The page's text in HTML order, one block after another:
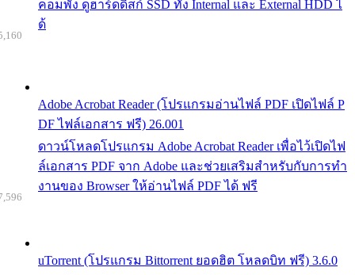
คอมพัง ดูฮาร์ดดิสก์ SSD ทั้ง Internal และ External HDD ไ
ด้
Adobe Acrobat Reader (โปรแกรมอ่านไฟล์ PDF เปิดไฟล์ P
DF ไฟล์เอกสาร ฟรี) 26.001
ดาวน์โหลดโปรแกรม Adobe Acrobat Reader เพื่อไว้เปิดไฟ
ล์เอกสาร PDF จาก Adobe และช่วยเสริมสำหรับกับการทำ
งานของ Browser ให้อ่านไฟล์ PDF ได้ ฟรี
uTorrent (โปรแกรม Bittorrent ยอดฮิต โหลดบิท ฟรี) 3.6.0